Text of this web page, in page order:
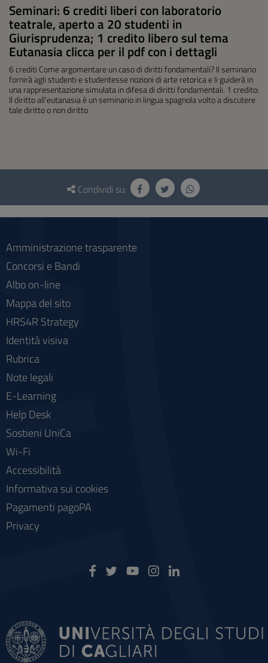
Seminari: 6 crediti liberi con laboratorio
teatrale, aperto a 20 studenti in
Giurisprudenza; 1 credito libero sul tema
Eutanasia clicca per il pdf con i dettagli
6 crediti Come argomentare un caso di diritti fondamentali? Il seminario
fornirà agli studenti e studentesse nozioni di arte retorica e li guiderà in
una rappresentazione simulata in difesa di diritti fondamentali. 1 credito:
Il diritto all'eutanasia è un seminario in lingua spagnola volto a discutere
tale diritto o non diritto
Questionario
social
Condividi su:
Amministrazione trasparente
Concorsi e Bandi
Albo on-line
Mappa del sito
HRS4R Strategy
Identità visiva
Rubrica
Note legali
E-Learning
Help Desk
Sostieni UniCa
Wi-Fi
Accessibilità
Informativa sui cookies
Pagamenti pagoPA
Privacy